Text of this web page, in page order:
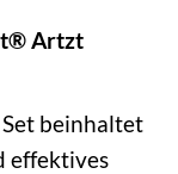
Artzt
beinhaltet
effektives